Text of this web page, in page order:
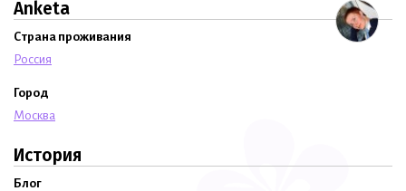
Anketa
Страна проживания
Россия
Город
Москва
История
Блог